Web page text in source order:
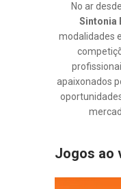
No ar
Sintonia
modalidades
apaixonados
Jogos ao